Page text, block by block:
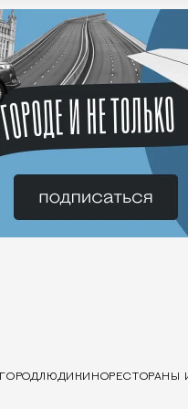
ГОРОДЛЮДИ КИНОРЕСТОРАНЫ